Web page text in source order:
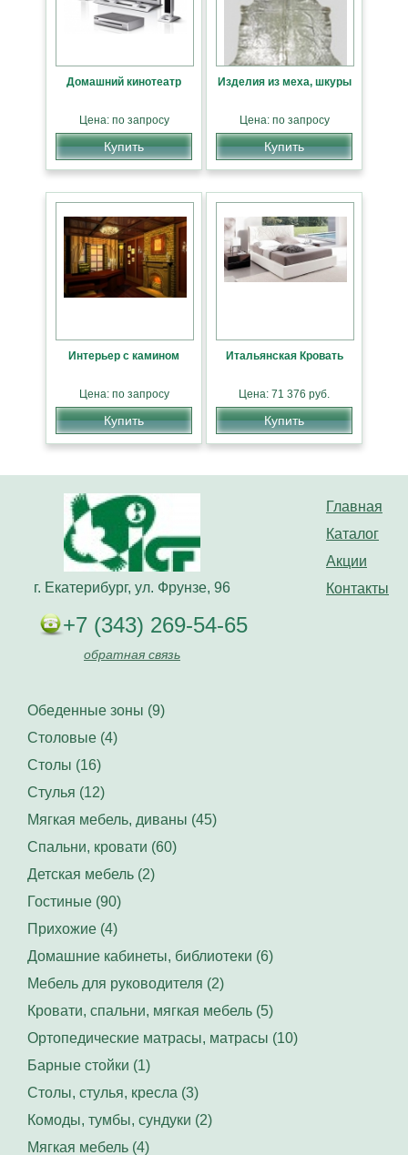
Домашний кинотеатр
Цена: по запросу
Купить
Изделия из меха, шкуры
Цена: по запросу
Купить
Интерьер с камином
Цена: по запросу
Купить
Итальянская Кровать
Цена: 71 376 руб.
Купить
Главная
Каталог
Акции
Контакты
г. Екатерибург, ул. Фрунзе, 96
+7 (343) 269-54-65
обратная связь
Обеденные зоны (9)
Столовые (4)
Столы (16)
Стулья (12)
Мягкая мебель, диваны (45)
Спальни, кровати (60)
Детская мебель (2)
Гостиные (90)
Прихожие (4)
Домашние кабинеты, библиотеки (6)
Мебель для руководителя (2)
Кровати, спальни, мягкая мебель (5)
Ортопедические матрасы, матрасы (10)
Барные стойки (1)
Столы, стулья, кресла (3)
Комоды, тумбы, сундуки (2)
Мягкая мебель (4)